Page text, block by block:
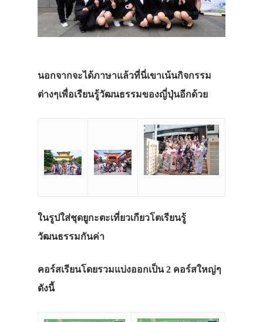
นอกจากจะได้ภาษาแล้วที่นี่เขาเน้นกิจกรรม
ต่างๆเพื่อเรียนรู้วัฒนธรรมของญี่ปุ่นอีกด้วย
ในรูปใส่ชุดยูกะตะเที่ยวเกียวโตเรียนรู้
วัฒนธรรมกันค่า
คอร์สเรียนโดยรวมแบ่งออกเป็น 2 คอร์สใหญ่ๆ
ดังนี้